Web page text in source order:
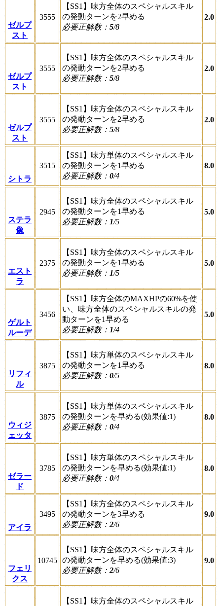
ゼルプ
スト
3555
【SS1】味方全体のスペシャルスキル
の発動ターンを2早める
必要正解数： 5/8
2.0
ゼルプ
スト
3555
【SS1】味方全体のスペシャルスキル
の発動ターンを2早める
必要正解数： 5/8
2.0
ゼルプ
スト
3555
【SS1】味方全体のスペシャルスキル
の発動ターンを2早める
必要正解数： 5/8
2.0
シトラ
3515
【SS1】味方単体のスペシャルスキル
の発動ターンを1早める
必要正解数： 0/4
8.0
ステラ
像
2945
【SS1】味方全体のスペシャルスキル
の発動ターンを1早める
必要正解数： 1/5
5.0
エスト
ラ
2375
【SS1】味方全体のスペシャルスキル
の発動ターンを1早める
必要正解数： 1/5
5.0
ゲルト
ルーデ
3456
【SS1】味方全体のMAXHPの60%を使
い、味方全体のスペシャルスキルの発
動ターンを1早める
必要正解数： 1/4
5.0
リフィ
ル
3875
【SS1】味方単体のスペシャルスキル
の発動ターンを1早める
必要正解数： 0/5
8.0
ウィジ
ェッタ
3875
【SS1】味方単体のスペシャルスキル
の発動ターンを早める(効果値:1)
必要正解数： 0/4
8.0
ゼラー
ド
3785
【SS1】味方単体のスペシャルスキル
の発動ターンを早める(効果値:1)
必要正解数： 0/4
8.0
アイラ
3495
【SS1】味方全体のスペシャルスキル
の発動ターンを3早める
必要正解数： 2/6
9.0
フェリ
クス
10745
【SS1】味方全体のスペシャルスキル
の発動ターンを早める(効果値:3)
必要正解数： 2/6
9.0
【SS1】味方全体のスペシャルスキル